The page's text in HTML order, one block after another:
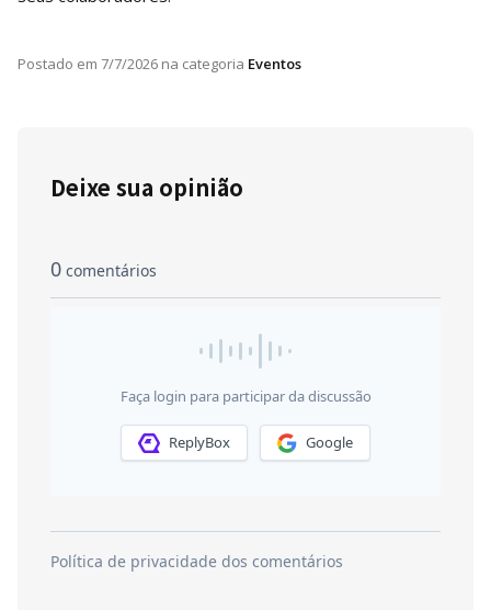
Postado em 7/7/2026 na categoria Eventos
Deixe sua opinião